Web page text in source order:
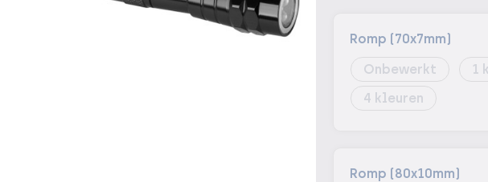
Romp (70x7mm)
Onbewerkt
1
4
Romp (80x10mm)